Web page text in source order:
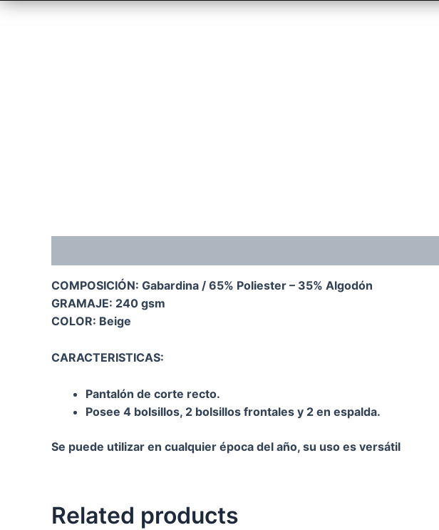
COMPOSICIÓN: Gabardina / 65% Poliester – 35% Algodón
GRAMAJE: 240 gsm
COLOR: Beige
CARACTERISTICAS:
Pantalón de corte recto.
Posee 4 bolsillos, 2 bolsillos frontales y 2 en espalda.
Se puede utilizar en cualquier época del año, su uso es versátil
Related products